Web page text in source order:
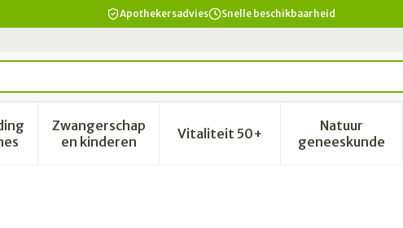
Apothekersadvies Snelle beschikbaarheid
verzorging en hygiëne categorie
submenu voor Dieet, voeding en vitamines categorie
Zwangerschap
en kinderenToon submenu voor Zwangerschap en
Vitaliteit 50+Toon submenu voor Vitaliteit
Natuur
geneeskunde
Toon